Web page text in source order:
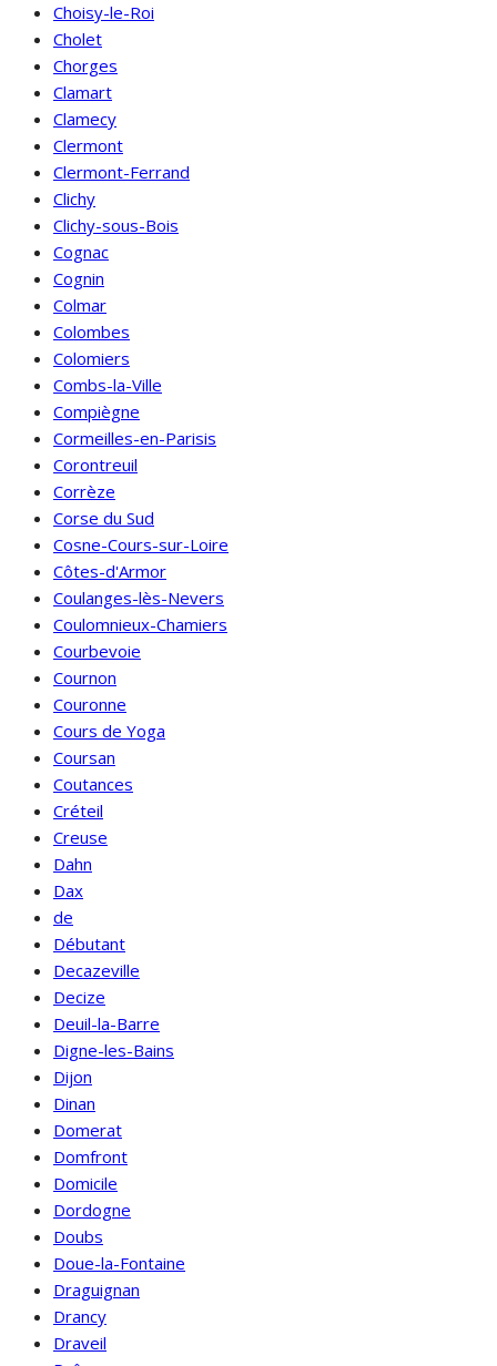
Choisy-le-Roi
Cholet
Chorges
Clamart
Clamecy
Clermont
Clermont-Ferrand
Clichy
Clichy-sous-Bois
Cognac
Cognin
Colmar
Colombes
Colomiers
Combs-la-Ville
Compiègne
Cormeilles-en-Parisis
Corontreuil
Corrèze
Corse du Sud
Cosne-Cours-sur-Loire
Côtes-d'Armor
Coulanges-lès-Nevers
Coulomnieux-Chamiers
Courbevoie
Cournon
Couronne
Cours de Yoga
Coursan
Coutances
Créteil
Creuse
Dahn
Dax
de
Débutant
Decazeville
Decize
Deuil-la-Barre
Digne-les-Bains
Dijon
Dinan
Domerat
Domfront
Domicile
Dordogne
Doubs
Doue-la-Fontaine
Draguignan
Drancy
Draveil